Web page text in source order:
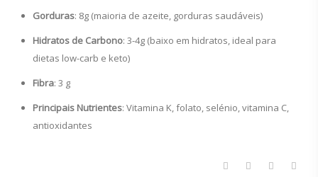
Gorduras: 8g (maioria de azeite, gorduras saudáveis)
Hidratos de Carbono: 3-4g (baixo em hidratos, ideal para
dietas low-carb e keto)
Fibra: 3 g
Principais Nutrientes: Vitamina K, folato, selénio, vitamina C,
antioxidantes